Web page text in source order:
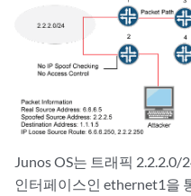
Junos OS는 트래픽 2.2.2.0/
인터페이스인 ethernet1을